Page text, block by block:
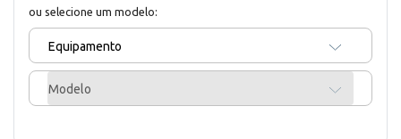
ou selecione um modelo:
Equipamento
Modelo